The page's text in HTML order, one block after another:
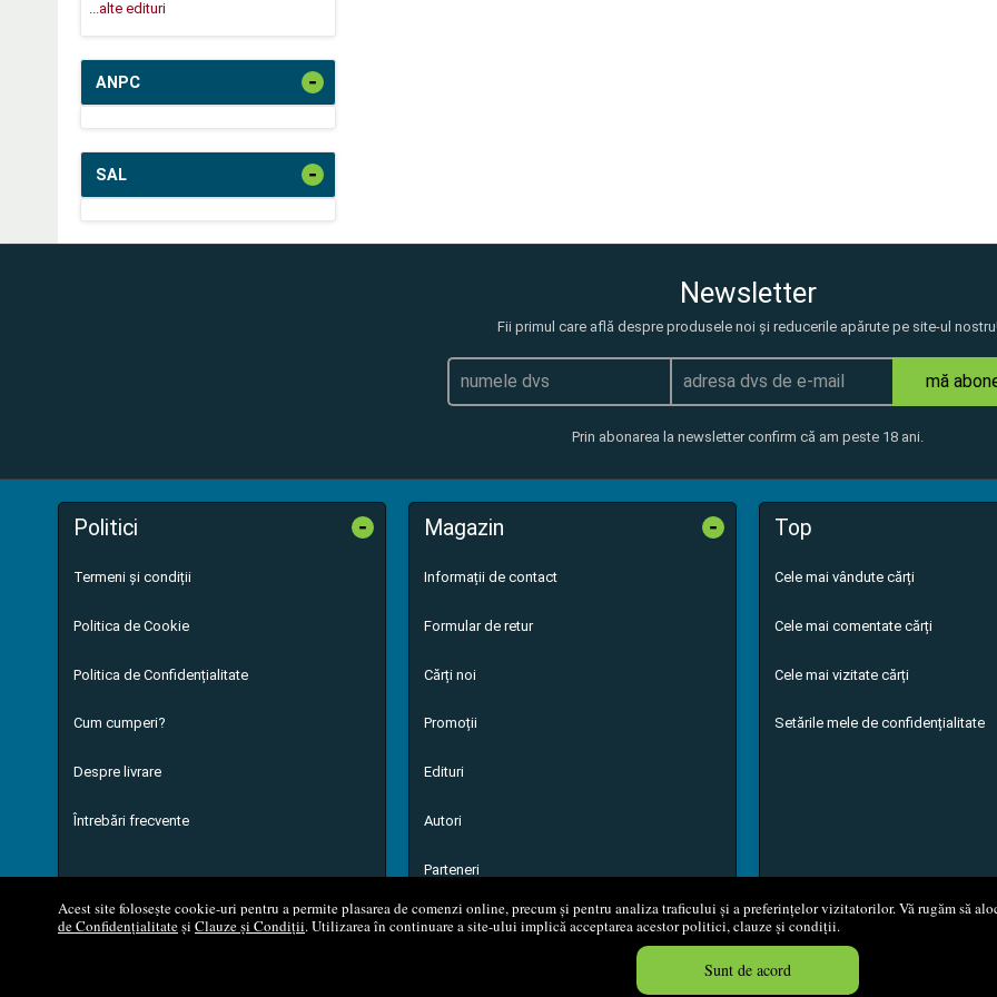
Acest site folosește cookie-uri pentru a permite plasarea de comenzi online, precum și pentru analiza traficului și a preferințelor vizitatorilor. Vă rugăm să
de Confidențialitateși Clauze și Condiții. Utilizarea în continuare a site-ului implică acceptarea acestor politici, clauze și condiții.
Sunt de acord
...alte edituri
ANPC -
SAL -
Newsletter
Fii primul care află despre produsele noi și reducerile apărute pe site-ul nostru!
mă
Prin abonarea la newsletter confirm că am peste 18 ani.
Politici -
Termeni și condiții
Politica de Cookie
Politica de Confidențialitate
Cum cumperi?
Despre livrare
Întrebări frecvente
Magazin -
Informații de contact
Formular de retur
Cărți noi
Promoții
Edituri
Autori
Parteneri
Top
Cele mai vândute cărți
Cele mai comentate cărți
Cele mai vizitate cărți
Setările mele de confidențialitate
© 2008 - 2026 S.C. M.G. Net Distribution S.R.L. Magazin online
Created in 0.0542 sec